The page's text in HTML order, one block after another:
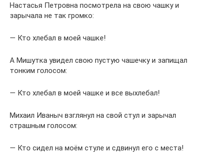
Настасья Петровна посмотрела на свою чашку и
зарычала не так громко:
— Кто хлебал в моей чашке!
А Мишутка увидел свою пустую чашечку и запищал
тонким голосом:
— Кто хлебал в моей чашке и все выхлебал!
Михаил Иваныч взглянул на свой стул и зарычал
страшным голосом:
— Кто сидел на моём стуле и сдвинул его с места!